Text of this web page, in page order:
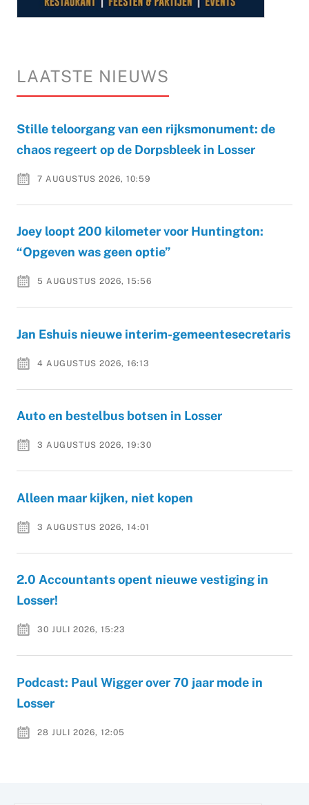
LAATSTE NIEUWS
Stille teloorgang van een rijksmonument: de
chaos regeert op de Dorpsbleek in Losser
7 AUGUSTUS 2026, 10:59
Joey loopt 200 kilometer voor Huntington:
“Opgeven was geen optie”
5 AUGUSTUS 2026, 15:56
Jan Eshuis nieuwe interim-gemeentesecretaris
4 AUGUSTUS 2026, 16:13
Auto en bestelbus botsen in Losser
3 AUGUSTUS 2026, 19:30
Alleen maar kijken, niet kopen
3 AUGUSTUS 2026, 14:01
2.0 Accountants opent nieuwe vestiging in
Losser!
30 JULI 2026, 15:23
Podcast: Paul Wigger over 70 jaar mode in
Losser
28 JULI 2026, 12:05